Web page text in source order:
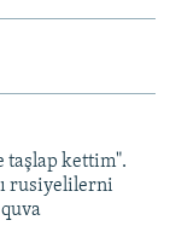
taşlap kettim".
rusiyelilerni